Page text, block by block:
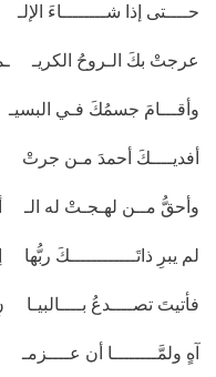
حــــتى إذا شــــــــاءَ
عرجتْ بكَ الـروحُ الكريـ ـمةُ
وأقـــامَ جسمُكَ فـي
أفديــــكَ أحمدَ مـن جرتْ
وأحقُّ مــن لهـجـتْ له الـ
لم يبرِ ذاتَــــــــــــكَ ربُّها
فأتيتَ تصــــدعُ
آهٍ ولمَّــــــــا أن